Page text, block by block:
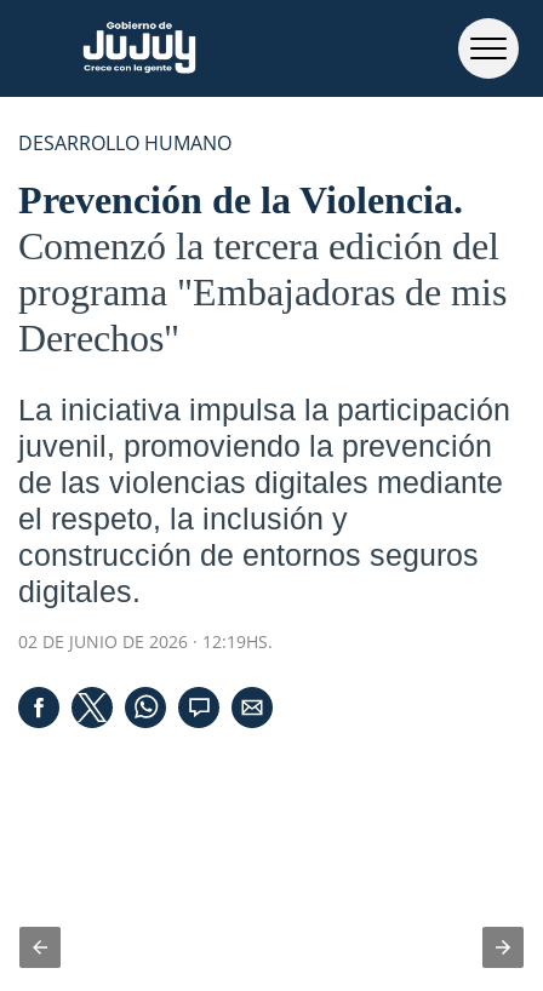
DESARROLLO HUMANO
Prevención de la Violencia
Comenzó la tercera edición del
programa "Embajadoras de mis
Derechos"
La iniciativa impulsa la participación
juvenil, promoviendo la prevención
de las violencias digitales mediante
el respeto, la inclusión y
construcción de entornos seguros
digitales.
02 DE JUNIO DE 2026 · 12:19HS.